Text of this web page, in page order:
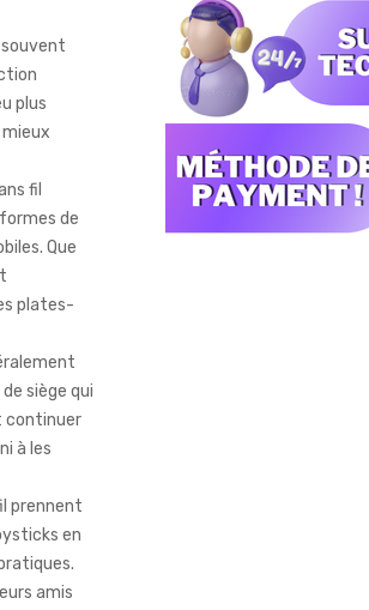
plus
fil
de
Que
plates-
siège qui
continuer
à les
prennent
en
amis